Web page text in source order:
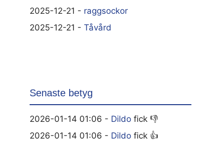
2025-12-21 - raggsockor
2025-12-21 - Tåvård
Senaste betyg
2026-01-14 01:06 - Dildo fick 👎
2026-01-14 01:06 - Dildo fick 👍